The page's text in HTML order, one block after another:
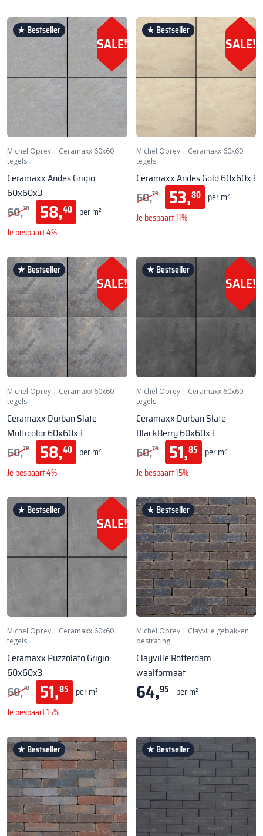
★ Bestseller
SALE!
Michel Oprey | Ceramaxx 60x60
tegels
Ceramaxx Andes Grigio
60x60x3
60,70 58,40 per m²
Je bespaart 4%
★ Bestseller
SALE!
Michel Oprey| Ceramaxx 60x60
tegels
Ceramaxx Andes Gold 60x60x3
60,70 53,80
per m²
Je bespaart 11%
★ Bestseller
SALE!
Michel Oprey | Ceramaxx 60x60
tegels
Ceramaxx Durban Slate
Multicolor 60x60x3
60,70 58,40 per m²
Je bespaart 4%
★ Bestseller
SALE!
Michel Oprey| Ceramaxx 60x60
tegels
Ceramaxx Durban Slate
BlackBerry 60x60x3
60,70 51,85
per m²
Je bespaart 15%
★ Bestseller
SALE!
Michel Oprey | Ceramaxx 60x60
tegels
Ceramaxx Puzzolato Grigio
60x60x3
60,70 51,85
per m²
Je bespaart 15%
★ Bestseller
Michel Oprey| Clayville gebakken
bestrating
Clayville Rotterdam
waalformaat
64,95 per m²
★ Bestseller ★ Bestseller